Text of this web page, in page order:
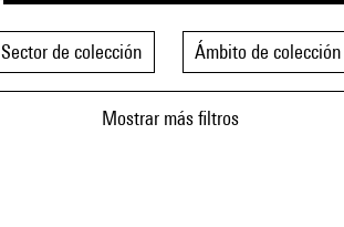
Sector de colección Ámbito de colección
Mostrar más filtros